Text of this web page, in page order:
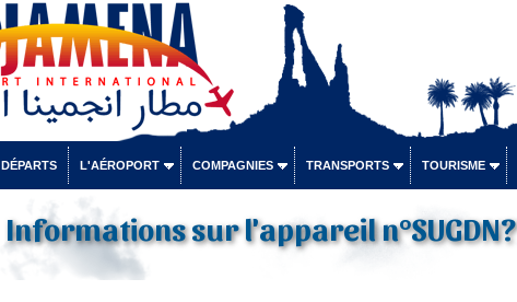
DÉPARTS L'AÉROPORT COMPAGNIES TRANSPORTS TOURISME
Informations sur l'appareil n°SUGDN?